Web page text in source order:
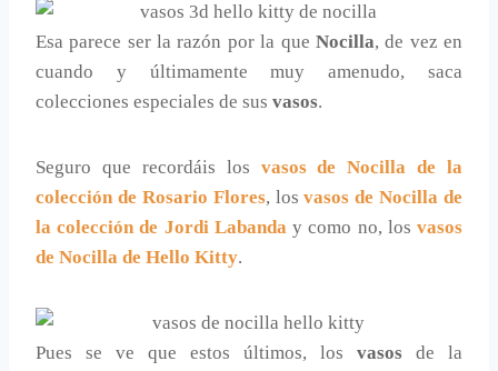
Esa parece ser la razón por la que Nocilla, de vez en
cuando y últimamente muy amenudo, saca
colecciones especiales de sus vasos.
Seguro que recordáis los vasos de Nocilla de la
colección de Rosario Flores, losvasos de Nocilla de
la colección de Jordi Labanday como no, los vasos
de Nocilla de Hello Kitty.
Pues se ve que estos últimos, los vasos de la